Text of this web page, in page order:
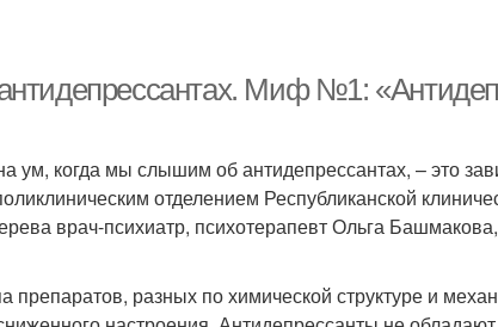
антидепрессантах. Миф №1:
ум, когда мы слышим об антидепрессантах, – это
отделением Республиканской
врач-психиатр, психотерапевт Ольга
препаратов, разных по химической структуре и